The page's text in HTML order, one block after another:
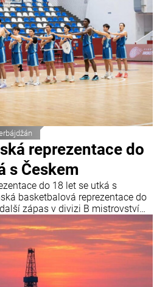
reprezentace do
s Českem
do 18 let se utká s
basketbalová reprezentace do
zápas v divizi B mistrovství
kole skupiny B se
s reprezentací České republiky.
Opatiji a začne ve 18:00
času.